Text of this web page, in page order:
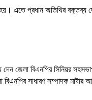
এতে প্রধান অতিথির বক্তব্য
জেলা বিএনপির সিনিয়র
সাধারণ সম্পাদক